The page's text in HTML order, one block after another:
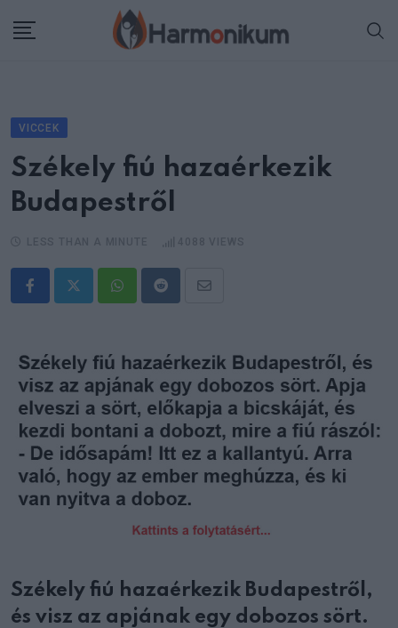
VICCEK
Székely fiú hazaérkezik
Budapestről
WhatsappRedditShare
Székely fiú hazaérkezik Budapestről,
és visz az apjának egy dobozos sört.